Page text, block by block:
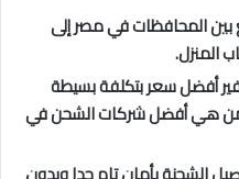
بين المحافظات في مصر إلى
المنزل.
أفضل سعر بتكلفة بسيطة
من هي أفضل شركات الشحن في